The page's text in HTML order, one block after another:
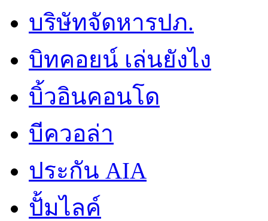
บริษัทจัดหารปภ.
บิทคอยน์ เล่นยังไง
บิ้วอินคอนโด
บีควอล่า
ประกัน AIA
ปั้มไลค์